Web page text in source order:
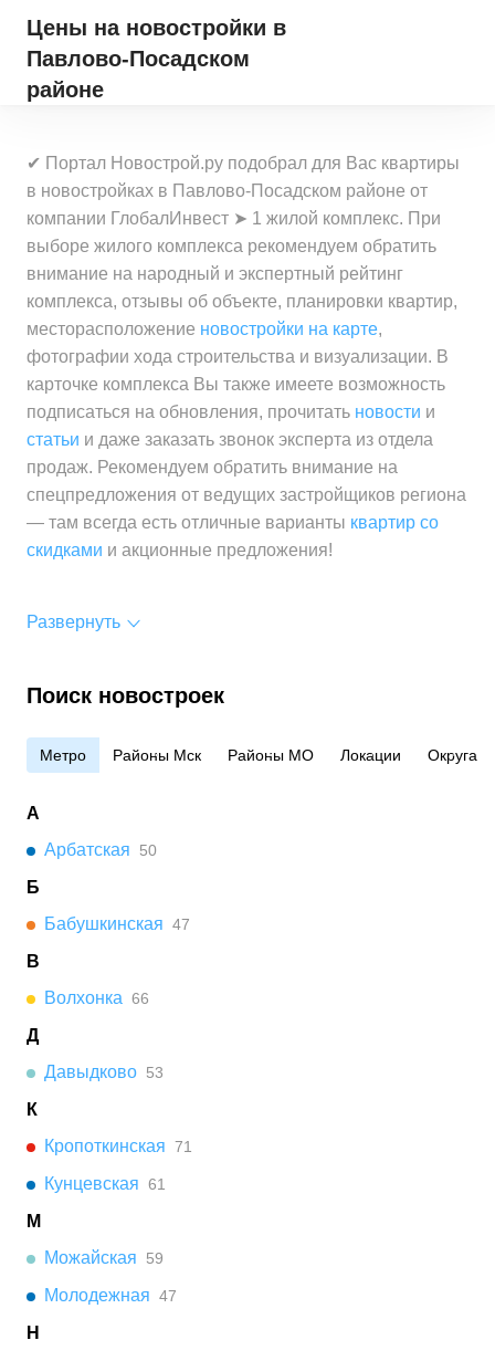
Цены на новостройки в
Павлово-Посадском
районе
✔ Портал Новострой.ру подобрал для Вас квартиры
в новостройках в Павлово-Посадском районе от
компании ГлобалИнвест ➤ 1 жилой комплекс. При
выборе жилого комплекса рекомендуем обратить
внимание на народный и экспертный рейтинг
комплекса, отзывы об объекте, планировки квартир,
месторасположение новостройки на карте,
фотографии хода строительства и визуализации. В
карточке комплекса Вы также имеете возможность
подписаться на обновления, прочитать новости и
статьи и даже заказать звонок эксперта из отдела
продаж. Рекомендуем обратить внимание на
спецпредложения от ведущих застройщиков региона
— там всегда есть отличные варианты квартир со
скидками и акционные предложения!
Развернуть
Поиск новостроек
Метро Районы Мск Районы МО Локации Округа
А
Арбатская
50
Б
Бабушкинская 47
В
Волхонка 66
Д
Давыдково 53
К
Кропоткинская 71
Кунцевская 61
М
Можайская
59
Молодежная 47
Н